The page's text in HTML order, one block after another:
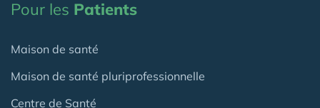
Pour les Patients
Maison de santé
Maison de santé pluriprofessionnelle
Centre de Santé